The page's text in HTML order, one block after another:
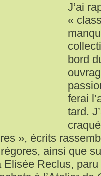
J’ai
«
bord
ferai
tard.
», écrits
ainsi que
Elisée Reclus,